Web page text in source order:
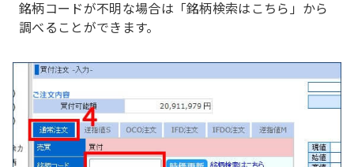
銘柄コードが不明な場合は「銘柄検索はこちら」から
調べることができます。